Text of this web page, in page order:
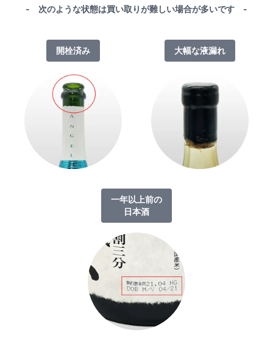
- 次のような状態は買い取りが難しい場合が多いです -
開栓済み 大幅な液漏れ
一年以上前の
日本酒